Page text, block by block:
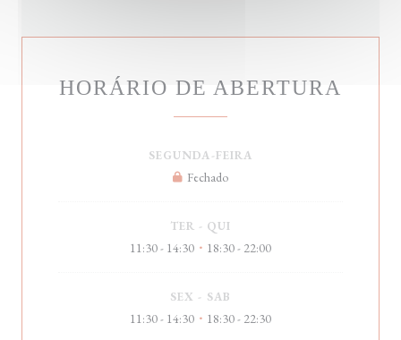
HORÁRIO DE ABERTURA
SEGUNDA-FEIRA
Fechado
TER - QUI
11:30 - 14:30 • 18:30 - 22:00
SEX - SAB
11:30 - 14:30 • 18:30 - 22:30